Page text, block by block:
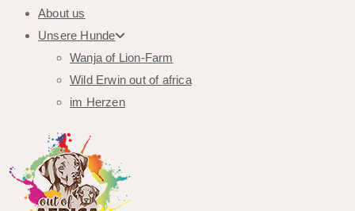
About us
Unsere Hunde
Wanja of Lion-Farm
Wild Erwin out of africa
im Herzen